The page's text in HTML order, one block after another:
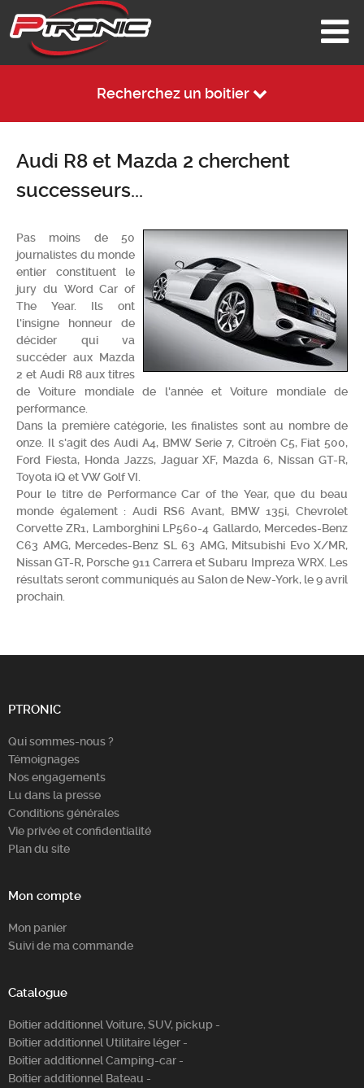
Recherchez un boitier
Chercher
Audi R8 et Mazda 2 cherchent
successeurs...
Pas moins de 50
journalistes du monde
entier constituent le
jury du Word Car of
The Year. Ils ont
l'insigne honneur de
décider qui va
succéder aux Mazda
2 et Audi R8 aux titres
de Voiture mondiale de l'année et Voiture mondiale de
performance.
Dans la première catégorie, les finalistes sont au nombre de
onze. Il s'agit des Audi A4, BMW Serie 7, Citroën C5, Fiat 500,
Ford Fiesta, Honda Jazzs, Jaguar XF, Mazda 6, Nissan GT-R,
Toyota iQ et VW Golf VI.
Pour le titre de Performance Car of the Year, que du beau
monde également : Audi RS6 Avant, BMW 135i, Chevrolet
Corvette ZR1, Lamborghini LP560-4 Gallardo, Mercedes-Benz
C63 AMG, Mercedes-Benz SL 63 AMG, Mitsubishi Evo X/MR,
Nissan GT-R, Porsche 911 Carrera et Subaru Impreza WRX. Les
résultats seront communiqués au Salon de New-York, le 9 avril
prochain.
PTRONIC
Qui sommes-nous ?
Témoignages
Nos engagements
Lu dans la presse
Conditions générales
Vie privée et confidentialité
Plan du site
Mon compte
Mon panier
Suivi de ma commande
Catalogue
Boitier additionnel Voiture, SUV, pickup -
Boitier additionnel Utilitaire léger -
Boitier additionnel Camping-car -
Boitier additionnel Bateau -